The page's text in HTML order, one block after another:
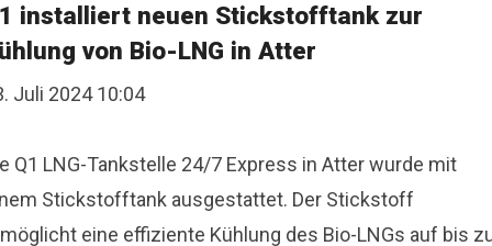
installiert neuen Stickstofftank zur
von Bio-LNG in Atter
Juli 2024 10:04
Q1 LNG-Tankstelle 24/7 Express in Atter wurde mit
Stickstofftank ausgestattet. Der Stickstoff
eine effiziente Kühlung des Bio-LNGs auf bis